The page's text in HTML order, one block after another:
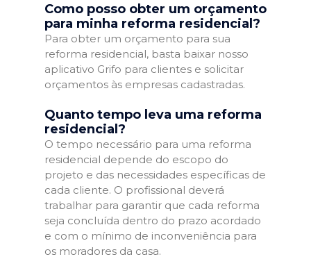
Como posso obter um orçamento
para minha reforma residencial?
Para obter um orçamento para sua
reforma residencial, basta baixar nosso
aplicativo Grifo para clientes e solicitar
orçamentos às empresas cadastradas.
Quanto tempo leva uma reforma
residencial?
O tempo necessário para uma reforma
residencial depende do escopo do
projeto e das necessidades específicas de
cada cliente. O profissional deverá
trabalhar para garantir que cada reforma
seja concluída dentro do prazo acordado
e com o mínimo de inconveniência para
os moradores da casa.